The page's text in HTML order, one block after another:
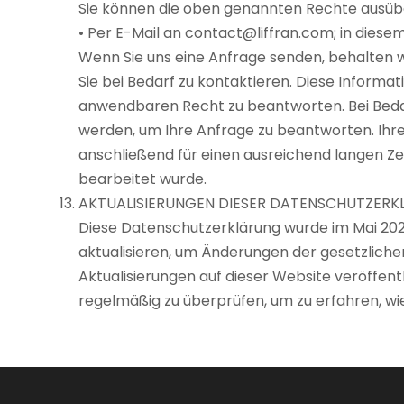
Sie können die oben genannten Rechte
• Per E-Mail an contact@liffran.com; in
Wenn Sie uns eine Anfrage senden,
Sie bei Bedarf zu kontaktieren. Diese
anwendbaren Recht zu beantworten. Bei
werden, um Ihre Anfrage zu beantworten.
anschließend für einen ausreichend langen
bearbeitet wurde.
AKTUALISIERUNGEN DIESER
Diese Datenschutzerklärung wurde im Mai
aktualisieren, um Änderungen der
Aktualisierungen auf dieser Website
regelmäßig zu überprüfen, um zu erfahren,